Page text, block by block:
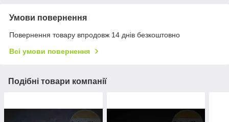
Умови повернення
Повернення товару впродовж 14 днів безкоштовно
Всі умови повернення
Подібні товари компанії